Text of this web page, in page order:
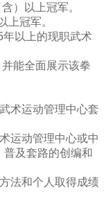
）以上冠军。
上冠军。
以上的现职武术
能全面展示该拳
术运动管理中心套
运动管理中心或中
普及套路的创编和
法和个人取得成绩